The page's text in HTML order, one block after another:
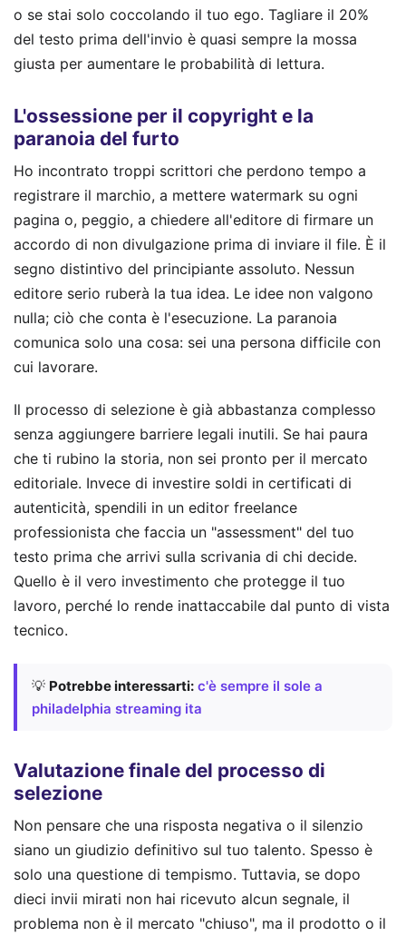
o se stai solo coccolando il tuo ego. Tagliare il 20%
del testo prima dell'invio è quasi sempre la mossa
giusta per aumentare le probabilità di lettura.
L'ossessione per il copyright e la
paranoia del furto
Ho incontrato troppi scrittori che perdono tempo a
registrare il marchio, a mettere watermark su ogni
pagina o, peggio, a chiedere all'editore di firmare un
accordo di non divulgazione prima di inviare il file. È il
segno distintivo del principiante assoluto. Nessun
editore serio ruberà la tua idea. Le idee non valgono
nulla; ciò che conta è l'esecuzione. La paranoia
comunica solo una cosa: sei una persona difficile con
cui lavorare.
Il processo di selezione è già abbastanza complesso
senza aggiungere barriere legali inutili. Se hai paura
che ti rubino la storia, non sei pronto per il mercato
editoriale. Invece di investire soldi in certificati di
autenticità, spendili in un editor freelance
professionista che faccia un "assessment" del tuo
testo prima che arrivi sulla scrivania di chi decide.
Quello è il vero investimento che protegge il tuo
lavoro, perché lo rende inattaccabile dal punto di vista
tecnico.
💡 Potrebbe interessarti: c'è sempre il sole a
philadelphia streaming ita
Valutazione finale del processo di
selezione
Non pensare che una risposta negativa o il silenzio
siano un giudizio definitivo sul tuo talento. Spesso è
solo una questione di tempismo. Tuttavia, se dopo
dieci invii mirati non hai ricevuto alcun segnale, il
problema non è il mercato "chiuso", ma il prodotto o il